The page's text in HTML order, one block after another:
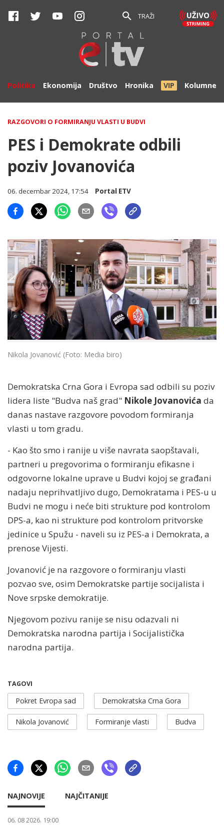
TRAŽI
Politika Ekonomija Društvo Hronika VIP Kolumne
RAZGOVORI O FORMIRANJU VLASTI U BUDVI
PES i Demokrate odbili
poziv Jovanovića
06. decembar 2024, 17:54 Portal ETV
Nikola Jovanović (Foto: Media biro)
Demokratska Crna Gora i Evropa sad odbili su poziv
lidera liste "Budva naš grad" Nikole Jovanovića da
danas nastave razgovore povodom formiranja
vlasti u tom gradu.
- Kao što smo i ranije u više navrata saopštavali,
partneri u pregovorima o formiranju efikasne i
odgovorne lokalne uprave u Budvi kojoj se građani
nadaju neprihvatljivo dugo, Demokratama i PES-u u
Budvi ne mogu i neće biti strukture pod kontrolom
DPS-a, kao ni strukture pod kontrolom pritvorske
jedinice u Spužu - naveli su iz PES-a i Demokrata, a
prenose Vijesti.
Jovanović je na razgovore o formiranju vlasti
pozvao sve, osim Demokratske partije socijalista i
Nove srpske demokratije.
Njegovom pozivu ranije se nisu odazvali ni
Demokratska narodna partija i Socijalistička
narodna partija.
TAGOVI
Pokret Evropa sad Demokratska Crna Gora
Nikola Jovanović Formiranje vlasti Budva
NAJNOVIJE NAJČITANIJE
06. 08 2026. 19:00